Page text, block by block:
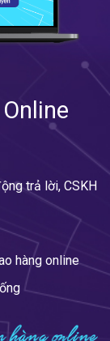
trả lời, CSKH
hàng online